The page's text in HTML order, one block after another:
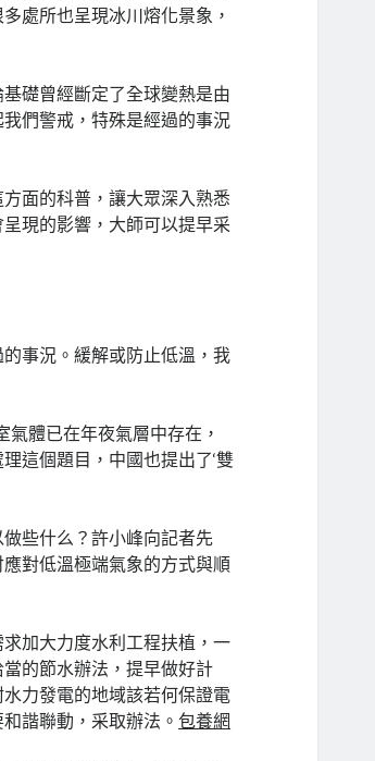
處所也呈現冰川熔化景象，
礎曾經斷定了全球變熱是由
們警戒，特殊是經過的事況
面的科普，讓大眾深入熟悉
現的影響，大師可以提早采
事況。緩解或防止低溫，我
體已在年夜氣層中存在，
這個題目，中國也提出了‘雙
些什么？許小峰向記者先
對低溫極端氣象的方式與順
加大力度水利工程扶植，一
的節水辦法，提早做好計
力發電的地域該若何保證電
諧聯動，采取辦法。包養網